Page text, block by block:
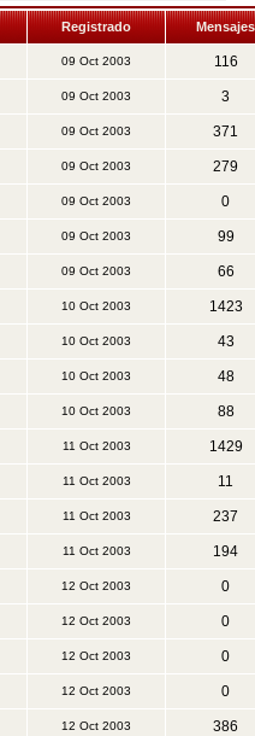
Registrado Mensajes
09 Oct 2003 116
09 Oct 2003 3
09 Oct 2003 371
09 Oct 2003 279
09 Oct 2003 0
09 Oct 2003 99
09 Oct 2003 66
10 Oct 2003 1423
10 Oct 2003 43
10 Oct 2003 48
10 Oct 2003 88
11 Oct 2003 1429
11 Oct 2003 11
11 Oct 2003 237
11 Oct 2003 194
12 Oct 2003 0
12 Oct 2003 0
12 Oct 2003 0
12 Oct 2003 0
12 Oct 2003 386